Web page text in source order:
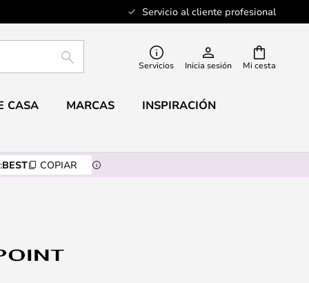
Servicio al cliente profesional
Mi cesta
BUSCAR Servicios Inicia sesión
CASA MARCAS INSPIRACIÓN
BEST COPIAR